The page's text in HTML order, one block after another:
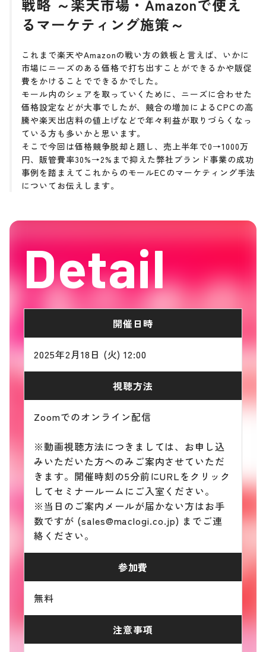
戦略 ～楽天市場・Amazonで使え
るマーケティング施策～
これまで楽天やAmazonの戦い方の鉄板と言えば、いかに
市場にニーズのある価格で打ち出すことができるかや販促
費をかけることでできるかでした。
モール内のシェアを取っていくために、ニーズに合わせた
価格設定などが大事でしたが、競合の増加によるCPCの高
騰や楽天出店料の値上げなどで年々利益が取りづらくなっ
ている方も多いかと思います。
そこで今回は価格競争脱却と題し、売上半年で0→1000万
円、販管費率30%→2%まで抑えた弊社ブランド事業の成功
事例を踏まえてこれからのモールECのマーケティング手法
についてお伝えします。
Detail
開催日時
2025年2月18日 (火) 12:00
視聴方法
Zoomでのオンライン配信
※動画視聴方法につきましては、お申し込
みいただいた方へのみご案内させていただ
きます。開催時刻の5分前にURLをクリック
してセミナールームにご入室ください。
※当日のご案内メールが届かない方はお手
数ですが (sales@maclogi.co.jp) までご連
絡ください。
参加費
無料
注意事項